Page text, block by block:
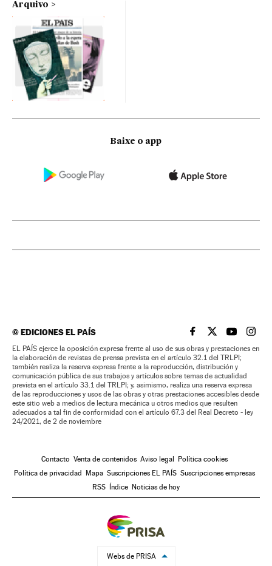
Arquivo
Baixe o app
©EDICIONES EL PAÍS EL PAÍS BRASIL EN
EL PAÍSEL PAÍS
EL
EL PAÍS ejerce la oposición expresa frente al uso de sus obras y prestaciones en
la elaboración de revistas de prensa prevista en el artículo 32.1 del TRLPI;
también realiza la reserva expresa frente a la reproducción, distribución y
comunicación pública de sus trabajos y artículos sobre temas de actualidad
prevista en el artículo 33.1 del TRLPI; y, asimismo, realiza una reserva expresa
de las reproducciones y usos de las obras y otras prestaciones accesibles desde
este sitio web a medios de lectura mecánica u otros medios que resulten
adecuados a tal fin de conformidad con el artículo 67.3 del Real Decreto - ley
24/2021, de 2 de noviembre
Contacto Venta de contenidos Aviso legal Política cookies
Política de privacidad Mapa Suscripciones EL PAÍS Suscripciones empresas
RSS Índice Noticias de hoy
Webs de PRISA